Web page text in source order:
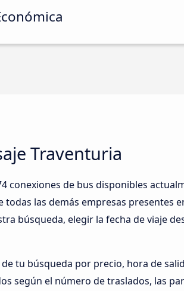
Traventuria
conexiones de bus disponibles
todas las demás empresas presentes
búsqueda, elegir la fecha de viaje
tu búsqueda por precio, hora de
según el número de traslados, las